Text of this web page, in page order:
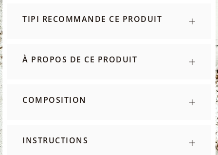
TIPI RECOMMANDE CE PRODUIT
À PROPOS DE CE PRODUIT
COMPOSITION
INSTRUCTIONS